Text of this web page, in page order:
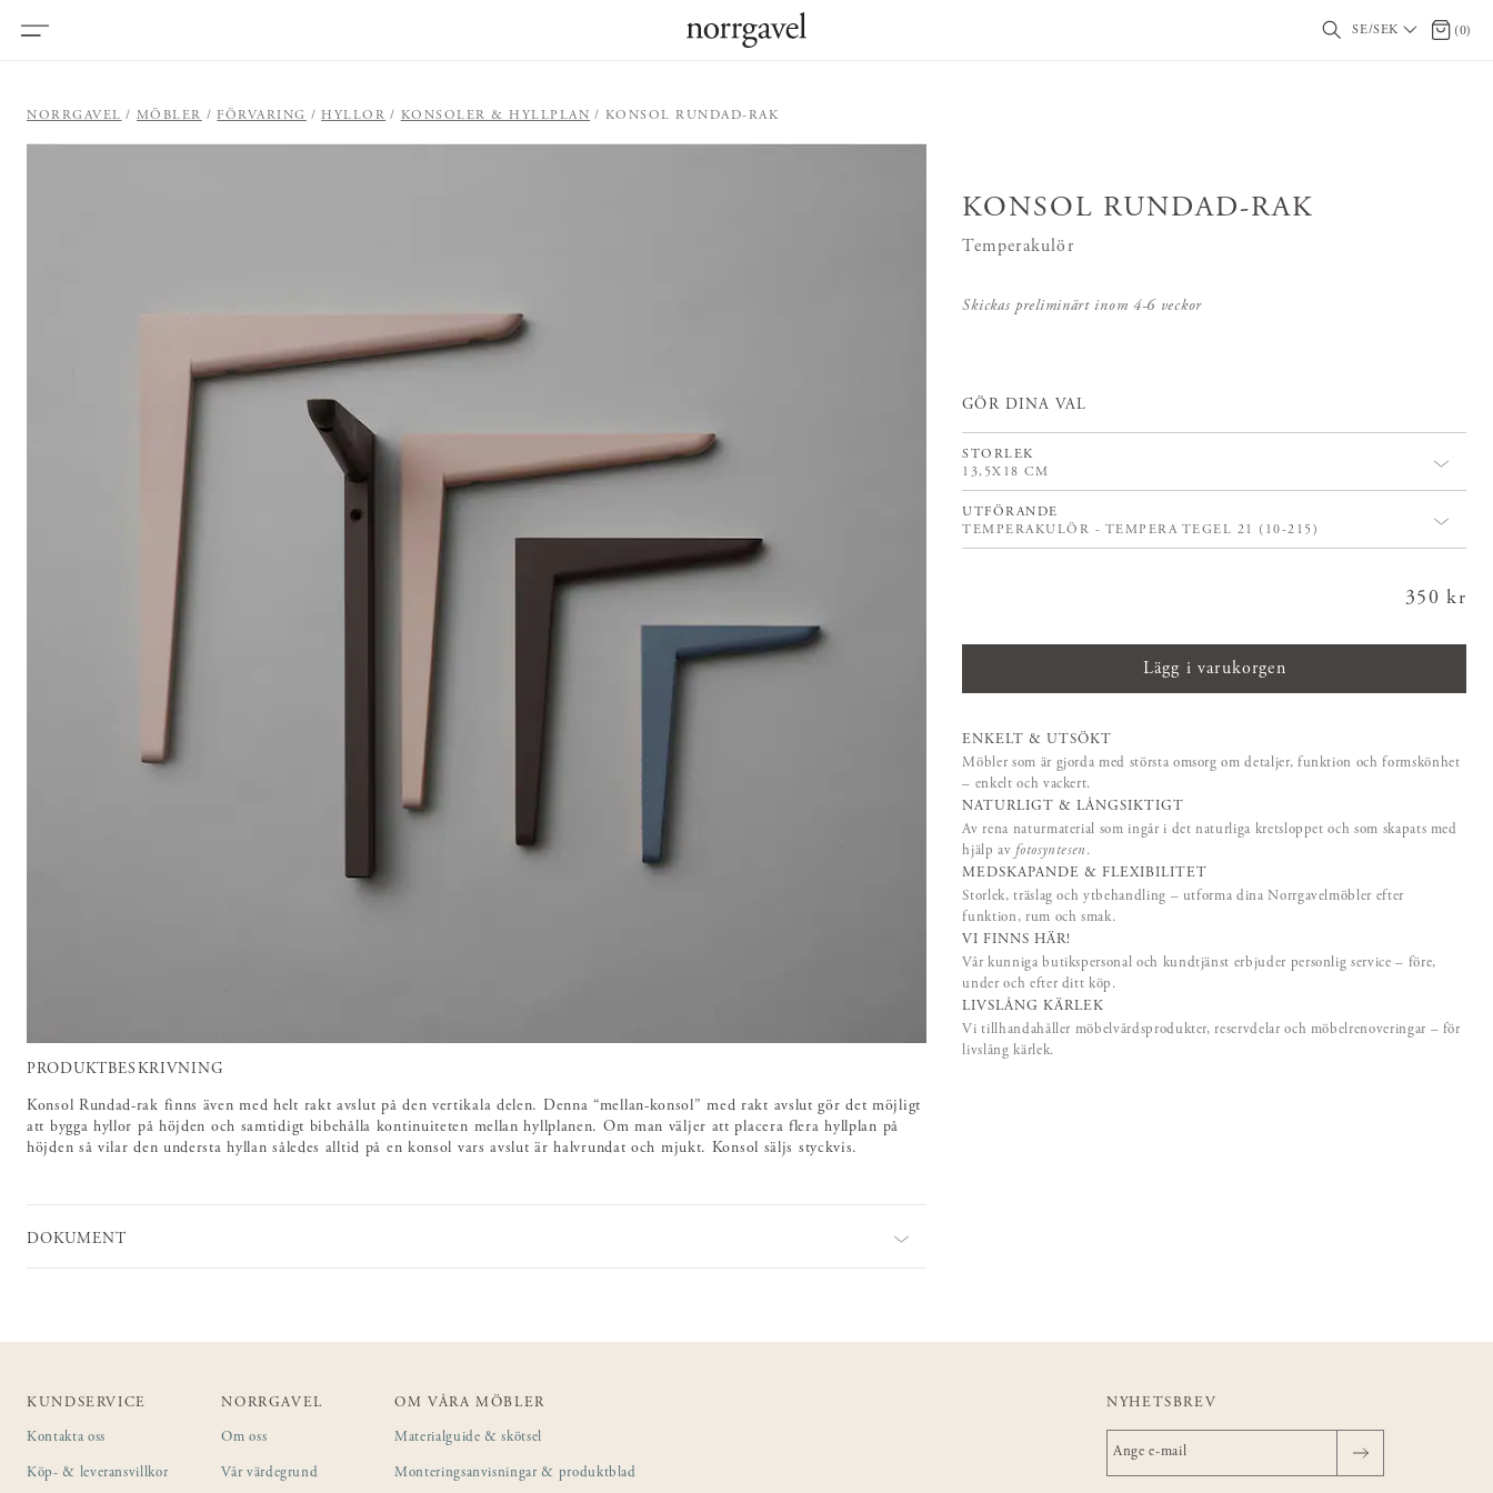
SE/SEK 0 (0)
NORRGAVEL MÖBLER FÖRVARING HYLLOR KONSOLER & HYLLPLAN KONSOL RUNDAD-RAK
PRODUKTBESKRIVNING
Konsol Rundad-rak finns även med helt rakt avslut på den vertikala delen. Denna “mellan-konsol” med rakt avslut gör det möjligt
att bygga hyllor på höjden och samtidigt bibehålla kontinuiteten mellan hyllplanen. Om man väljer att placera flera hyllplan på
höjden så vilar den understa hyllan således alltid på en konsol vars avslut är halvrundat och mjukt. Konsol säljs styckvis.
DOKUMENT
KONSOL RUNDAD-RAK
Temperakulör
Skickas preliminärt inom 4-6 veckor
GÖR DINA VAL
STORLEK
13,5X18 CM
UTFÖRANDE
TEMPERAKULÖR - TEMPERA TEGEL 21 (10-215)
350 kr
Lägg i varukorgen
ENKELT & UTSÖKT
Möbler som är gjorda med största omsorg om detaljer, funktion och formskönhet
– enkelt och vackert.
NATURLIGT & LÅNGSIKTIGT
Av rena naturmaterial som ingår i det naturliga kretsloppet och som skapats med
hjälp avfotosyntesen .
MEDSKAPANDE & FLEXIBILITET
Storlek, träslag och ytbehandling – utforma dina Norrgavelmöbler efter
funktion, rum och smak.
VI FINNS HÄR!
Vår kunniga butikspersonal och kundtjänst erbjuder personlig service – före,
under och efter ditt köp.
LIVSLÅNG KÄRLEK
Vi tillhandahåller möbelvårdsprodukter, reservdelar och möbelrenoveringar – för
livslång kärlek.
KUNDSERVICE
Kontakta oss
Köp- & leveransvillkor
NORRGAVEL
Om oss
Vår värdegrund
OM VÅRA MÖBLER
Materialguide & skötsel
Monteringsanvisningar & produktblad
NYHETSBREV